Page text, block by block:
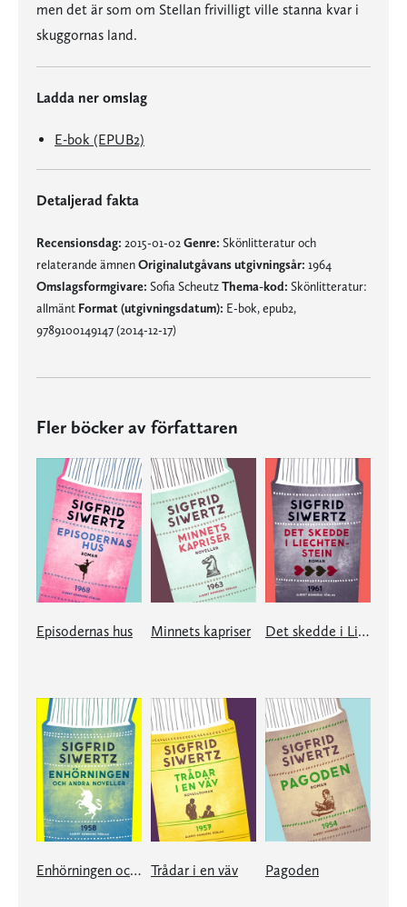
men det är som om Stellan frivilligt ville stanna kvar i
skuggornas land.
Ladda ner omslag
E-bok (EPUB2)
Detaljerad fakta
Recensionsdag: 2015-01-02 Genre: Skönlitteratur och
relaterande ämnenOriginalutgåvans utgivningsår: 1964
Omslagsformgivare: Sofia ScheutzThema-kod: Skönlitteratur:
allmänt Format (utgivningsdatum): E-bok, epub2,
9789100149147 (2014-12-17)
Fler böcker av författaren
Episodernas hus Minnets kapriser Det skedde i Liechtenstein
Enhörningen och andra noveller Trådar i en väv Pagoden